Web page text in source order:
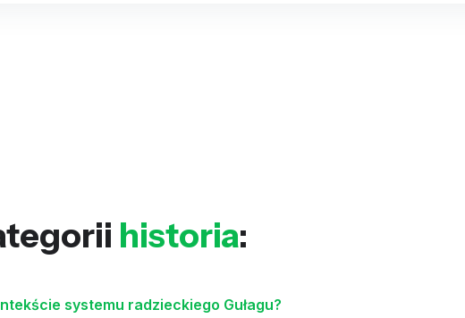
historia:
systemu radzieckiego Gułagu?